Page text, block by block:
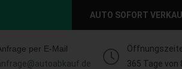
AUTO SOFORT
per E-Mail
365 Tage von